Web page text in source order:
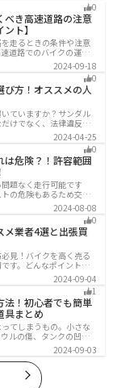
0
べき高速道路の注意
ト】
走るときの条件や注意
道路でのバイクの運転
安全に運転するには、
ることが大切です。高
楽しむ方法を紹介しま
2024-09-18
0
び方！オススメの人
ていますか？サンダル
けでなく、法律違反に
乗るときはバイク用に
ましょう。操作性や安
との一体感でよりカッ
2024-04-25
0
は危険？！許容範囲
題なく走行可能です
の危険もあるため交換
なのか、タイヤのひび
。快適安全にバイクに
しておきましょう。
2024-08-08
0
メ業者4選と出張買
見！バイクを高く売る
す。どんなポイントで
イントを7つまとめまし
スメの買取業者を4つを
2024-09-04
1
法！初心者でも簡単
具まとめ
てしまうもの。小さな
ルの傷、タンクの凹
の傷などあらゆる傷の
バイクの傷を直したい
さい。
2024-09-03